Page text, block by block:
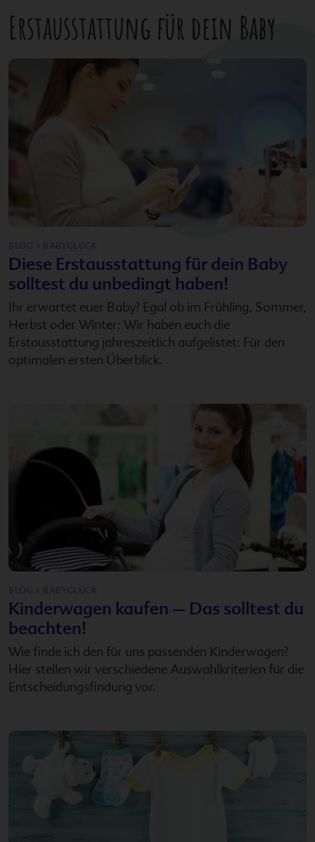
Erstausstattung für dein Baby
BLOG > BABYGLÜCK
Diese Erstausstattung für dein Baby
solltest du unbedingt haben!
Ihr erwartet euer Baby? Egal ob im Frühling, Sommer,
Herbst oder Winter: Wir haben euch die
Erstausstattung jahreszeitlich aufgelistet: Für den
optimalen ersten Überblick.
BLOG > BABYGLÜCK
Kinderwagen kaufen – Das solltest du
beachten!
Wie finde ich den für uns passenden Kinderwagen?
Hier stellen wir verschiedene Auswahlkriterien für die
Entscheidungsfindung vor.